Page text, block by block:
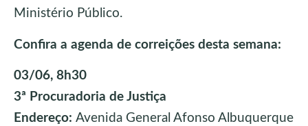
Ministério Público.
Confira a agenda de correições desta semana:
03/06, 8h30
3ª Procuradoria de Justiça
Endereço: Avenida General Afonso Albuquerque